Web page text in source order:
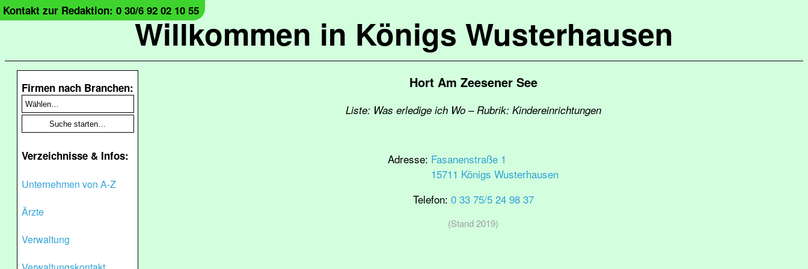
Willkommen in Königs Wusterhausen
Kontakt zur Redaktion: 0 30/6 92 02 10 55
Firmen nach Branchen:
Verzeichnisse & Infos:
Unternehmen von A-Z
Ärzte
Verwaltung
Hort Am Zeesener See
Liste: Was erledige ich Wo – Rubrik: Kindereinrichtungen
Adresse: Fasanenstraße 1
15711 Königs Wusterhausen
Telefon: 0 33 75/5 24 98 37
(Stand 2019)